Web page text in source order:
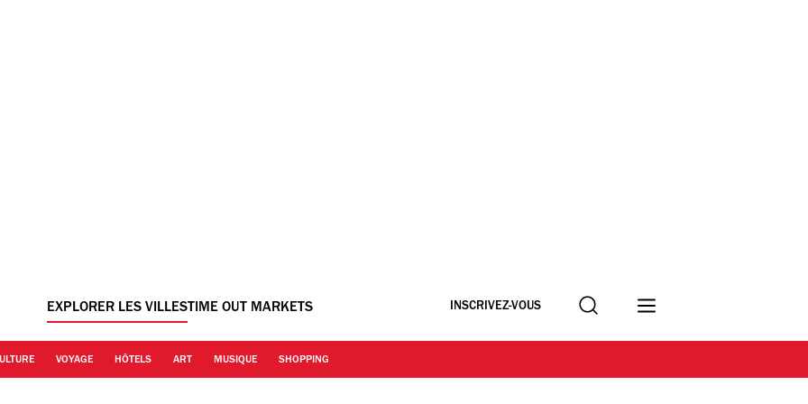
EXPLORER LES VILLESTIME OUT MARKETS INSCRIVEZ-VOUS Recherche
VOYAGE HÔTELS ART MUSIQUE SHOPPING